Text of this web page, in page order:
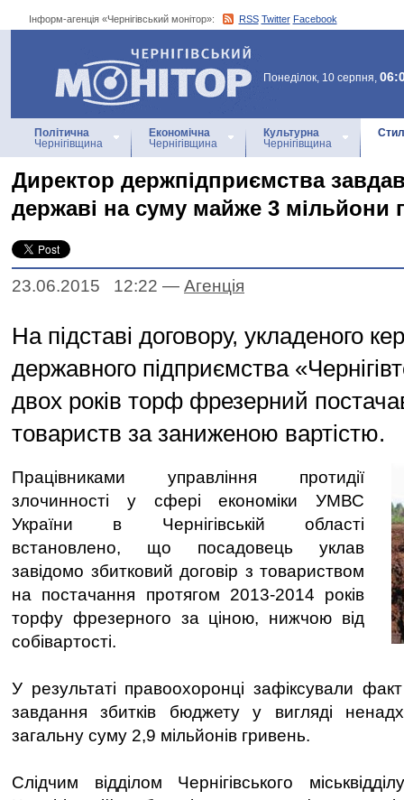
Інформ-агенція «Чернігівський монітор»: RSS Twitter Facebook
Інформ-агенція
«Чернігівський монітор»
Понеділок, 10 серпня,
Політична
Чернігівщина
Економічна
Чернігівщина
Культурна
Чернігівщина
Директор держпідприємства завдав
державі на суму майже 3 мільйони
23.06.2015 12:22 — Агенцiя
На підставі договору, укладеного
державного підприємства
двох років торф фрезерний
товариств за заниженою вартістю.
Працівниками управління протидії
злочинності у сфері економіки УМВС
України в Чернігівській області
встановлено, що посадовець уклав
завідомо збитковий договір з товариством
на постачання протягом 2013-2014 років
торфу фрезерного за ціною, нижчою від
собівартості.
У результаті правоохоронці зафіксували
завдання збитків бюджету у вигляді
загальну суму 2,9 мільйонів гривень.
Слідчим відділом Чернігівського